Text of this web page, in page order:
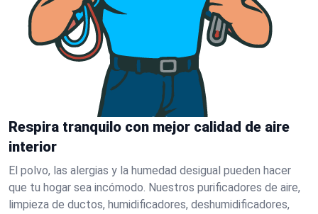
Respira tranquilo con mejor calidad de aire
interior
El polvo, las alergias y la humedad desigual pueden hacer
que tu hogar sea incómodo. Nuestros purificadores de aire,
limpieza de ductos, humidificadores, deshumidificadores,